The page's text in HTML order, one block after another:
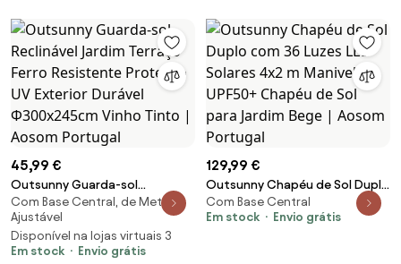
Portugal
45,99 €
Outsunny Guarda-sol
Reclinável Jardim Terraço Ferro
Resistente Proteção UV Exterior
Durável Φ300x245cm Vinho
Tinto | Aosom Portugal
Com Base Central, de Metal,
Ajustável
Disponível na lojas virtuais 3
Em stock
Envio grátis
129,99 €
Outsunny Chapéu de Sol Duplo
com 36 Luzes LED Solares 4x2
m Manivela UPF50+ Chapéu de
Com Base Central
Em stock
Envio grátis